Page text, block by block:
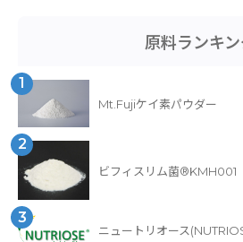
原料ランキ
1
Mt.Fujiケイ素パウダー
2
ビフィスリム菌®KMH001
3
ニュートリオース